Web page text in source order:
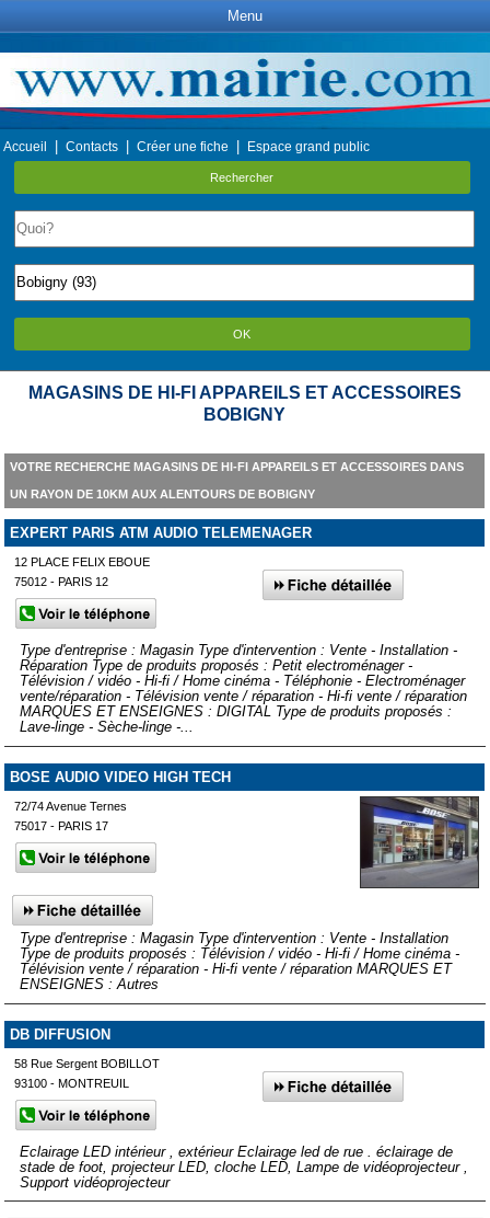
Menu
Accueil Contacts Créer une fiche Espace grand public
Rechercher
OK
MAGASINS DE HI-FI APPAREILS ET ACCESSOIRES
BOBIGNY
VOTRE RECHERCHE MAGASINS DE HI-FI APPAREILS ET ACCESSOIRES DANS
UN RAYON DE 10KM AUX ALENTOURS DE BOBIGNY
EXPERT PARIS ATM AUDIO TELEMENAGER
12 PLACE FELIX EBOUE
75012 - PARIS 12
Type d'entreprise : Magasin Type d'intervention : Vente - Installation -
Réparation Type de produits proposés : Petit electroménager -
Télévision / vidéo - Hi-fi / Home cinéma - Téléphonie - Electroménager
vente/réparation - Télévision vente / réparation - Hi-fi vente / réparation
MARQUES ET ENSEIGNES : DIGITAL Type de produits proposés :
Lave-linge - Sèche-linge -...
BOSE AUDIO VIDEO HIGH TECH
72/74 Avenue Ternes
75017 - PARIS 17
Type d'entreprise : Magasin Type d'intervention : Vente - Installation
Type de produits proposés : Télévision / vidéo - Hi-fi / Home cinéma -
Télévision vente / réparation - Hi-fi vente / réparation MARQUES ET
ENSEIGNES : Autres
DB DIFFUSION
58 Rue Sergent BOBILLOT
93100 - MONTREUIL
Eclairage LED intérieur , extérieur Eclairage led de rue . éclairage de
stade de foot, projecteur LED, cloche LED, Lampe de vidéoprojecteur ,
Support vidéoprojecteur